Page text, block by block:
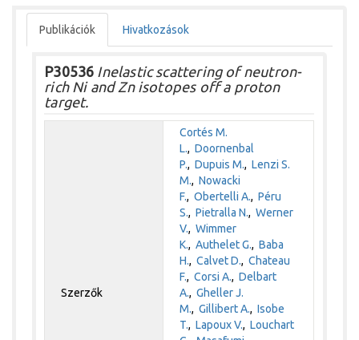
Publikációk Hivatkozások
P30536 Inelastic scattering of neutron-
rich Ni and Zn isotopes off a proton
target.
Szerzők
Cortés M.
L.,Doornenbal
P.,Dupuis M.,Lenzi S.
M.,Nowacki
F.,Obertelli A.,Péru
S.,Pietralla N.,Werner
V.,Wimmer
K.,Authelet G.,Baba
H.,Calvet D.,Chateau
F.,Corsi A.,Delbart
A.,Gheller J.
M.,Gillibert A.,Isobe
T.,Lapoux V.,Louchart